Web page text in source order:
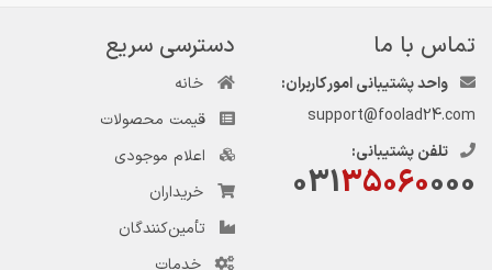
تماس با ما
واحد پشتیبانی امور کاربران:
support@foolad24.com
تلفن پشتیبانی:
03135060000
دسترسی سریع
خانه
قیمت محصولات
اعلام موجودی
خریداران
تأمین‌کنندگان